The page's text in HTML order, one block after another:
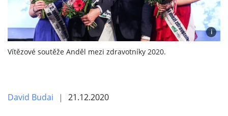
i
Vítězové soutěže Anděl mezi zdravotníky 2020.
David Budai 21.12.2020